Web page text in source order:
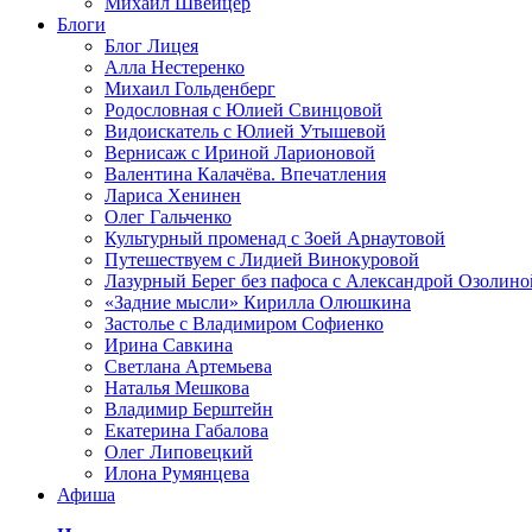
Блоги
Блог Лицея
Алла Нестеренко
Михаил Гольденберг
Родословная с Юлией Свинцовой
Видоискатель с Юлией Утышевой
Вернисаж с Ириной Ларионовой
Валентина Калачёва. Впечатления
Лариса Хенинен
Олег Гальченко
Культурный променад с Зоей Арнаутовой
Путешествуем с Лидией Винокуровой
Лазурный Берег без пафоса с Александрой
«Задние мысли» Кирилла Олюшкина
Застолье с Владимиром Софиенко
Ирина Савкина
Светлана Артемьева
Наталья Мешкова
Владимир Берштейн
Екатерина Габалова
Олег Липовецкий
Илона Румянцева
Афиша